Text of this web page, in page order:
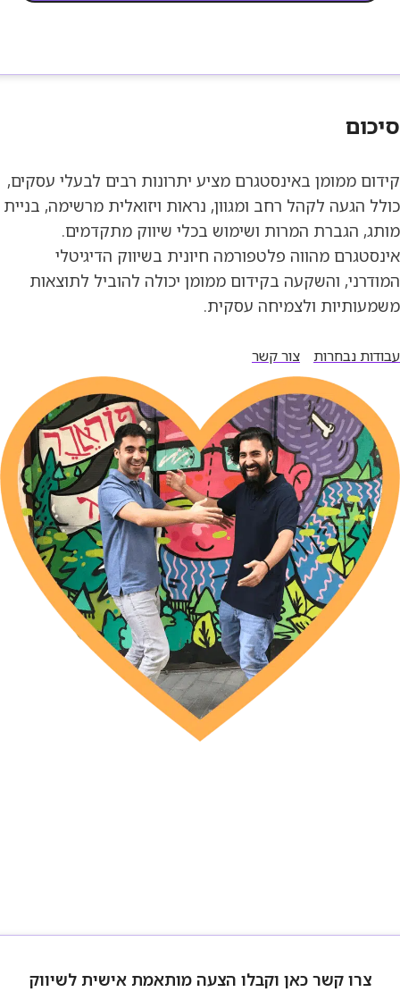
סיכום
קידום ממומן באינסטגרם מציע יתרונות רבים לבעלי עסקים,
כולל הגעה לקהל רחב ומגוון, נראות ויזואלית מרשימה, בניית
מותג, הגברת המרות ושימוש בכלי שיווק מתקדמים.
אינסטגרם מהווה פלטפורמה חיונית בשיווק הדיגיטלי
המודרני, והשקעה בקידום ממומן יכולה להוביל לתוצאות
משמעותיות ולצמיחה עסקית.
עבודות נבחרות צור קשר
צרו קשר כאן וקבלו הצעה מותאמת אישית לשיווק